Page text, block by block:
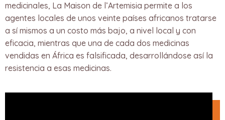
medicinales, La Maison de l’Artemisia permite a los
agentes locales de unos veinte países africanos tratarse
a sí mismos a un costo más bajo, a nivel local y con
eficacia, mientras que una de cada dos medicinas
vendidas en África es falsificada, desarrollándose así la
resistencia a esas medicinas.